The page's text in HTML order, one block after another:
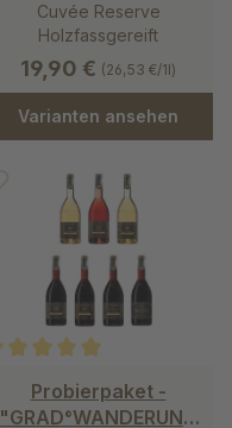
Cuvée Reserve
Holzfassgereift
19,90 € (26,53 €/1l)
Varianten ansehen
Probierpaket -
"GRAD°WANDERUNG